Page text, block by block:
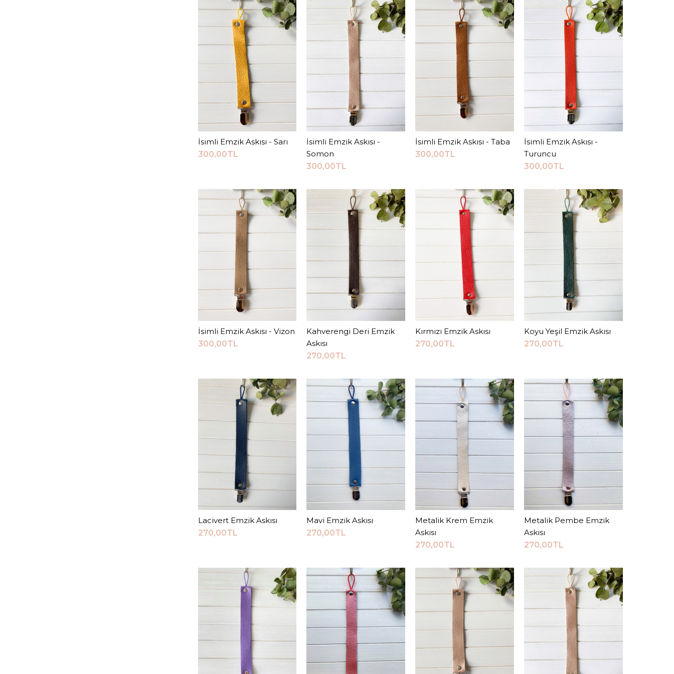
KARŞILAŞTIRMA LISTESINE EKLE
ALIŞVERIŞ LISTESINE EKLE
JEEYMI BABY
270,00TL
Sepete Ekle
KARŞILAŞTIRMA LISTESINE EKLE
ALIŞVERIŞ LISTESINE EKLE
JEEYMI BABY
Fuşya Emzik Askısı
270,00TL
Sepete Ekle
KARŞILAŞTIRMA LISTESINE EKLE
ALIŞVERIŞ LISTESINE EKLE
JEEYMI BABY
Sepete Ekle
İsimli Emzik Askısı - Sarı
300,00TL
Sepete Ekle
İsimli Emzik Askısı -
Somon
300,00TL
Sepete Ekle
İsimli Emzik Askısı - Taba
300,00TL
Sepete Ekle
İsimli Emzik Askısı -
Turuncu
300,00TL
Sepete Ekle
İsimli Emzik Askısı - Vizon
300,00TL
Sepete Ekle
Kahverengi Deri Emzik
Askısı
270,00TL
Sepete Ekle
Kırmızı Emzik Askısı
270,00TL
Sepete Ekle
Koyu Yeşil Emzik Askısı
270,00TL
Sepete Ekle
Lacivert Emzik Askısı
270,00TL
Sepete Ekle
Mavi Emzik Askısı
270,00TL
Sepete Ekle
Metalik Krem Emzik
Askısı
270,00TL
Sepete Ekle
Metalik Pembe Emzik
Askısı
270,00TL